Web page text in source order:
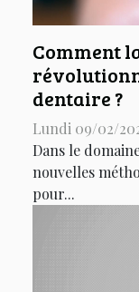
Comment
dentaire ?
Lundi 09/02/
Dans le
nouvelles
pour...